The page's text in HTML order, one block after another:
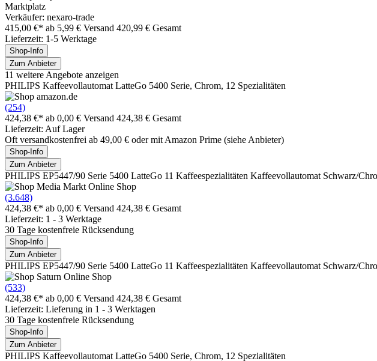
Marktplatz
Verkäufer: nexaro-trade
415,00 €* ab 5,99 € Versand 420,99 € Gesamt
Lieferzeit: 1-5 Werktage
Shop-Info
Zum Anbieter
11 weitere Angebote anzeigen
PHILIPS Kaffeevollautomat LatteGo 5400 Serie, Chrom, 12 Spezialitäten
(254)
424,38 €* ab 0,00 € Versand 424,38 € Gesamt
Lieferzeit: Auf Lager
Oft versandkostenfrei ab 49,00 € oder mit Amazon Prime (siehe Anbieter)
Shop-Info
Zum Anbieter
PHILIPS EP5447/90 Serie 5400 LatteGo 11 Kaffeespezialitäten Kaffeevollautomat Schwarz/
(3.648)
424,38 €* ab 0,00 € Versand 424,38 € Gesamt
Lieferzeit: 1 - 3 Werktage
30 Tage kostenfreie Rücksendung
Shop-Info
Zum Anbieter
PHILIPS EP5447/90 Serie 5400 LatteGo 11 Kaffeespezialitäten Kaffeevollautomat Schwarz/
(533)
424,38 €* ab 0,00 € Versand 424,38 € Gesamt
Lieferzeit: Lieferung in 1 - 3 Werktagen
30 Tage kostenfreie Rücksendung
Shop-Info
Zum Anbieter
PHILIPS Kaffeevollautomat LatteGo 5400 Serie, Chrom, 12 Spezialitäten